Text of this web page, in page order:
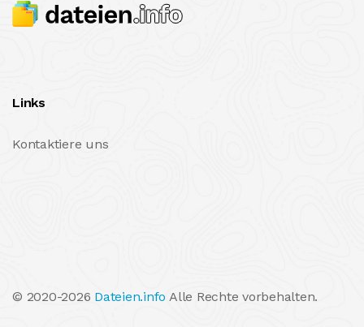
Links
Kontaktiere uns
© 2020-2026 Dateien.info Alle Rechte vorbehalten.